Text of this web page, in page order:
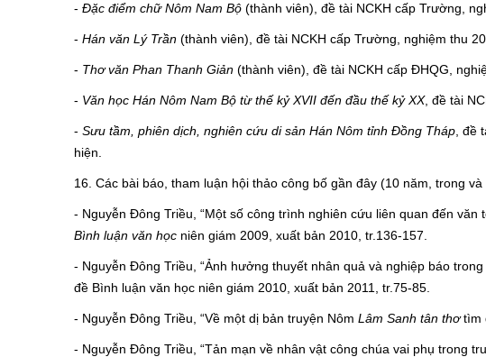
- Đặc điểm chữ Nôm Nam Bộ (thành viên), đề tài NCKH cấp Trường,
- Hán văn Lý Trần (thành viên), đề tài NCKH cấp Trường, nghiệm thu
- Thơ văn Phan Thanh Giản (thành viên), đề tài NCKH cấp ĐHQG,
- Văn học Hán Nôm Nam Bộ từ thế kỷ XVII đến đầu thế kỷ XX, đề tài
- Sưu tầm, phiên dịch, nghiên cứu di sản Hán Nôm tỉnh Đồng Tháp ,
hiện.
16. Các bài báo, tham luận hội thảo công bố gần đây (10 năm, trong
- Nguyễn Đông Triều, “Một số công trình nghiên cứu liên quan đến
Bình luận văn học niên giám 2009, xuất bản 2010, tr.136-157.
- Nguyễn Đông Triều, “Ảnh hưởng thuyết nhân quả và nghiệp báo trong
đề Bình luận văn học niên giám 2010, xuất bản 2011, tr.75-85.
- Nguyễn Đông Triều, “Về một dị bản truyện Nôm Lâm Sanh tân thơtìm
- Nguyễn Đông Triều, “Tản mạn về nhân vật công chúa vai phụ trong